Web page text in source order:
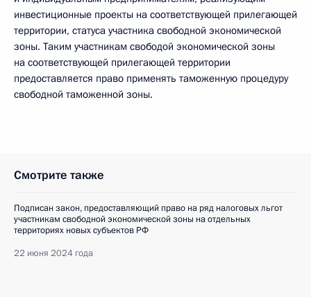
инвестиционные проекты на соответствующей прилегающей
территории, статуса участника свободной экономической
зоны. Таким участникам свободой экономической зоны
на соответствующей прилегающей территории
предоставляется право применять таможенную процедуру
свободной таможенной зоны.
Смотрите также
Подписан закон, предоставляющий право на ряд налоговых льгот
участникам свободной экономической зоны на отдельных
территориях новых субъектов РФ
22 июня 2024 года